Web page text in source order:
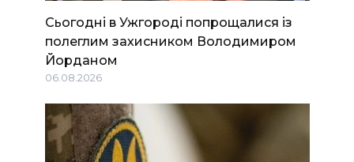
Сьогодні в Ужгороді попрощалися із
полеглим захисником Володимиром
Йорданом
06.08.2026